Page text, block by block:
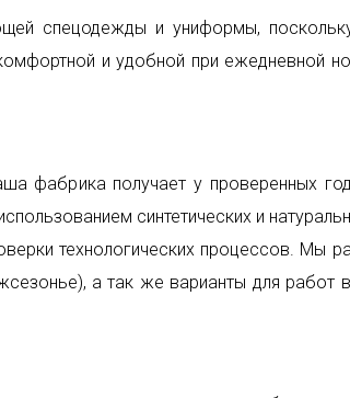
спецодежды и униформы,
и удобной при ежедневной
фабрика получает у проверенных
синтетических и
технологических процессов. Мы
а так же варианты для работ